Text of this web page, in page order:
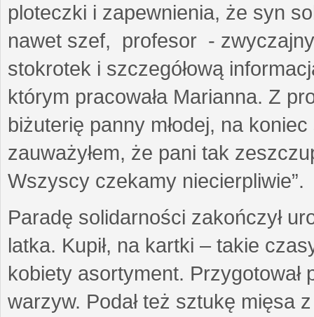
ploteczki i zapewnienia, że syn
nawet szef, profesor -
stokrotek i szczegółową
którym pracowała Marianna. Z
biżuterię panny młodej, na
zauważyłem, że pani tak
Wszyscy czekamy niecierpliwie”.
Paradę solidarności zakończył
latka. Kupił, na kartki – takie
kobiety asortyment. Przygotował
warzyw. Podał też sztukę mięsa